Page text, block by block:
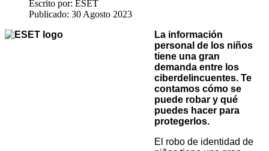
Escrito por: ESET
Publicado: 30 Agosto 2023
La información
personal de los niños
tiene una gran
demanda entre los
ciberdelincuentes. Te
contamos cómo se
puede robar y qué
puedes hacer para
protegerlos.
El robo de identidad de